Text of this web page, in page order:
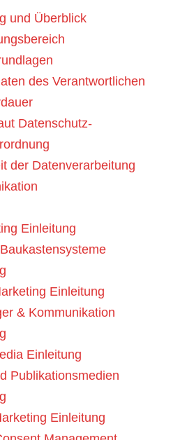
und Überblick
des Verantwortlichen
Datenschutz-
der Datenverarbeitung
Einleitung
Einleitung
& Kommunikation
Einleitung
Publikationsmedien
Einleitung